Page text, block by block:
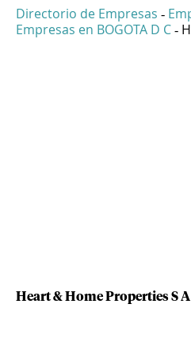
Directorio de Empresas -
Empresas en BOGOTA D C -
Heart & Home Properties S A